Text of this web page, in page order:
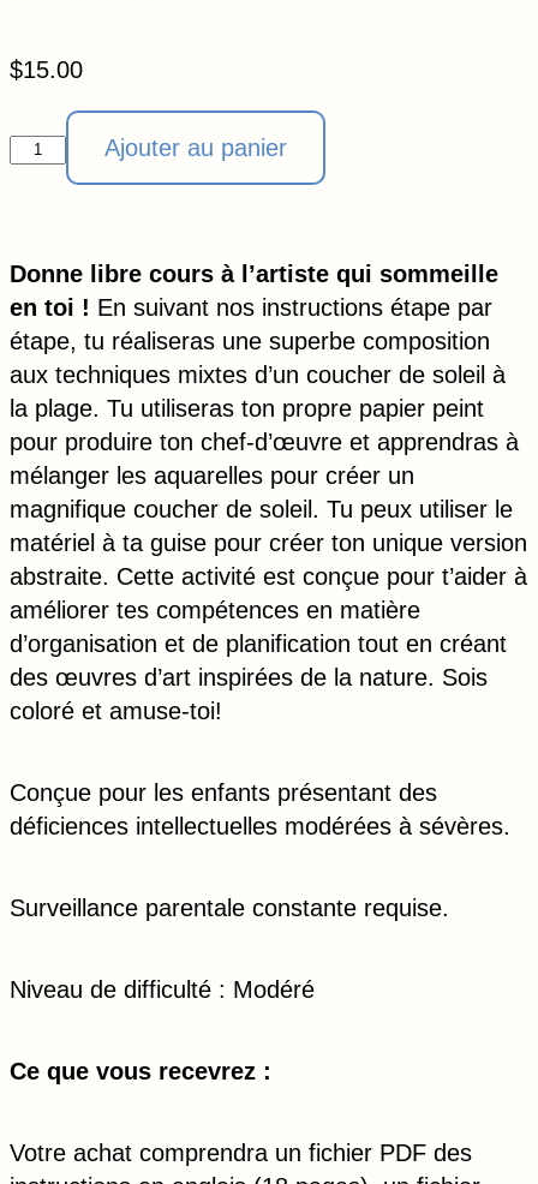
$15.00
Ajouter au panier
Donne libre cours à l’artiste qui sommeille
en toi ! En suivant nos instructions étape par
étape, tu réaliseras une superbe composition
aux techniques mixtes d’un coucher de soleil à
la plage. Tu utiliseras ton propre papier peint
pour produire ton chef-d’œuvre et apprendras à
mélanger les aquarelles pour créer un
magnifique coucher de soleil. Tu peux utiliser le
matériel à ta guise pour créer ton unique version
abstraite. Cette activité est conçue pour t’aider à
améliorer tes compétences en matière
d’organisation et de planification tout en créant
des œuvres d’art inspirées de la nature. Sois
coloré et amuse-toi!
Conçue pour les enfants présentant des
déficiences intellectuelles modérées à sévères.
Surveillance parentale constante requise.
Niveau de difficulté : Modéré
Ce que vous recevrez :
Votre achat comprendra un fichier PDF des